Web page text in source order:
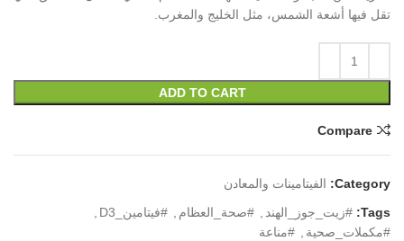
تقل فيها أشعة الشمس، مثل الخليج والمغرب.
ADD TO CART
Compare
Category:
الفيتامينات والمعادن
Tags: #زيت_جوز_الهند , #صحة_العظام , #فيتامين_D3
,
#مكملات_صحية , #مناعة